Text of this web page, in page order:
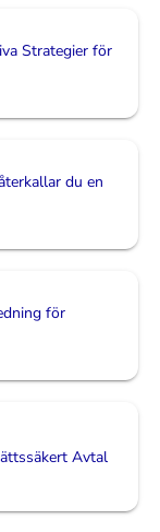
Strategier för
du en
för
Avtal